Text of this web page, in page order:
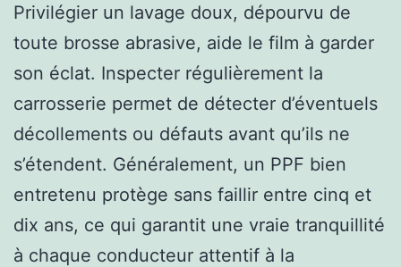
Privilégier un lavage doux, dépourvu de
toute brosse abrasive, aide le film à garder
son éclat. Inspecter régulièrement la
carrosserie permet de détecter d’éventuels
décollements ou défauts avant qu’ils ne
s’étendent. Généralement, un PPF bien
entretenu protège sans faillir entre cinq et
dix ans, ce qui garantit une vraie tranquillité
à chaque conducteur attentif à la